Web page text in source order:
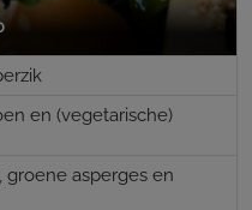
en (vegetarische)
groene asperges en